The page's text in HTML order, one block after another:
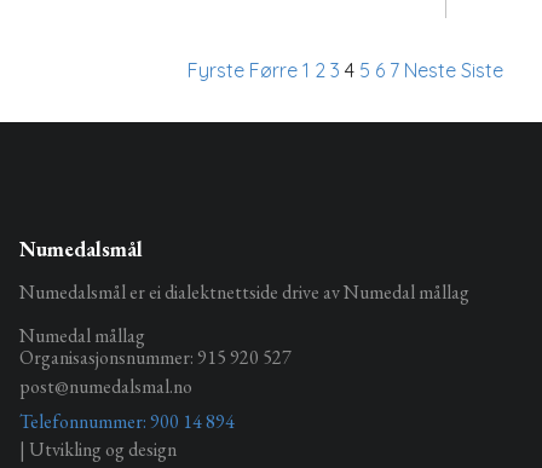
Fyrste Førre 1 2 3 4 5 6 7 Neste Siste
Numedalsmål
Numedalsmål er ei dialektnettside drive av Numedal mållag
Numedal mållag
Organisasjonsnummer: 915 920 527
post@numedalsmal.no
Telefonnummer: 900 14 894
| Utvikling og design